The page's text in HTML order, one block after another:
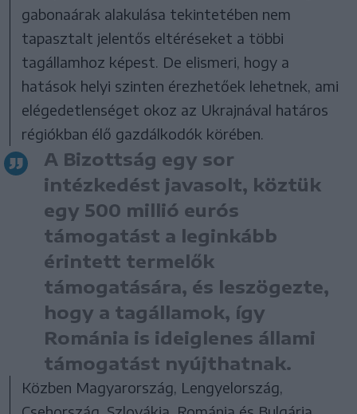
gabonaárak alakulása tekintetében nem
tapasztalt jelentős eltéréseket a többi
tagállamhoz képest. De elismeri, hogy a
hatások helyi szinten érezhetőek lehetnek, ami
elégedetlenséget okoz az Ukrajnával határos
régiókban élő gazdálkodók körében.
A Bizottság egy sor
intézkedést javasolt, köztük
egy 500 millió eurós
támogatást a leginkább
érintett termelők
támogatására, és leszögezte,
hogy a tagállamok, így
Románia is ideiglenes állami
támogatást nyújthatnak.
Közben Magyarország, Lengyelország,